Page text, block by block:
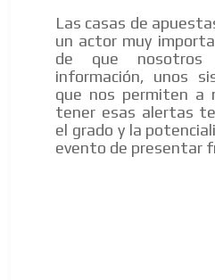
Las casas de
un actor muy
de que nosotros
información, unos
que nos permiten a
tener esas alertas
el grado y la
evento de presentar